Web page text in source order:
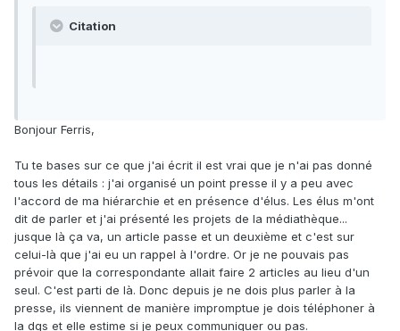
Citation
Bonjour Ferris,
Tu te bases sur ce que j'ai écrit il est vrai que je n'ai pas donné
tous les détails : j'ai organisé un point presse il y a peu avec
l'accord de ma hiérarchie et en présence d'élus. Les élus m'ont
dit de parler et j'ai présenté les projets de la médiathèque...
jusque là ça va, un article passe et un deuxième et c'est sur
celui-là que j'ai eu un rappel à l'ordre. Or je ne pouvais pas
prévoir que la correspondante allait faire 2 articles au lieu d'un
seul. C'est parti de là. Donc depuis je ne dois plus parler à la
presse, ils viennent de manière impromptue je dois téléphoner à
la dgs et elle estime si je peux communiquer ou pas.